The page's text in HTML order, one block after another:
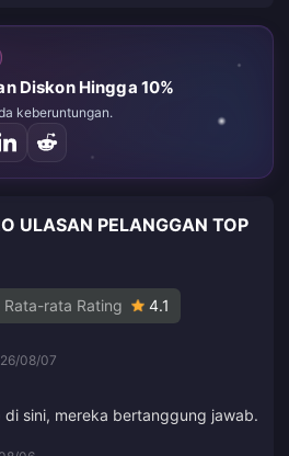
Diskon Hingga 10%
keberuntungan.
ULASAN PELANGGAN TOP
Rata-rata Rating 4.1
08/07
sini, mereka bertanggung jawab.